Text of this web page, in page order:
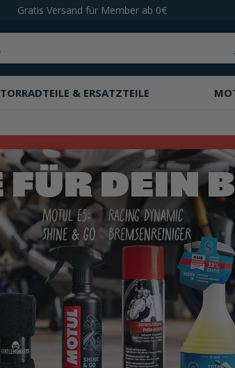
Gratis Versand für Member ab 0€
& ERSATZTEILE